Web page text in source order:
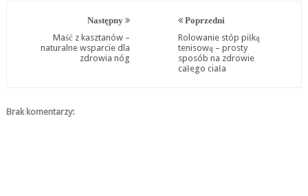
Następny
Maść z kasztanów –
naturalne wsparcie dla
zdrowia nóg
Poprzedni
Rolowanie stóp piłką
tenisową – prosty
sposób na zdrowie
całego ciała
Brak komentarzy: